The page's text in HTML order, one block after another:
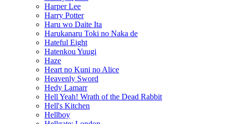
Harper Lee
Harry Potter
Haru wo Daite Ita
Harukanaru Toki no Naka de
Hateful Eight
Hatenkou Yuugi
Haze
Heart no Kuni no Alice
Heavenly Sword
Hedy Lamarr
Hell Yeah! Wrath of the Dead Rabbit
Hell's Kitchen
Hellboy